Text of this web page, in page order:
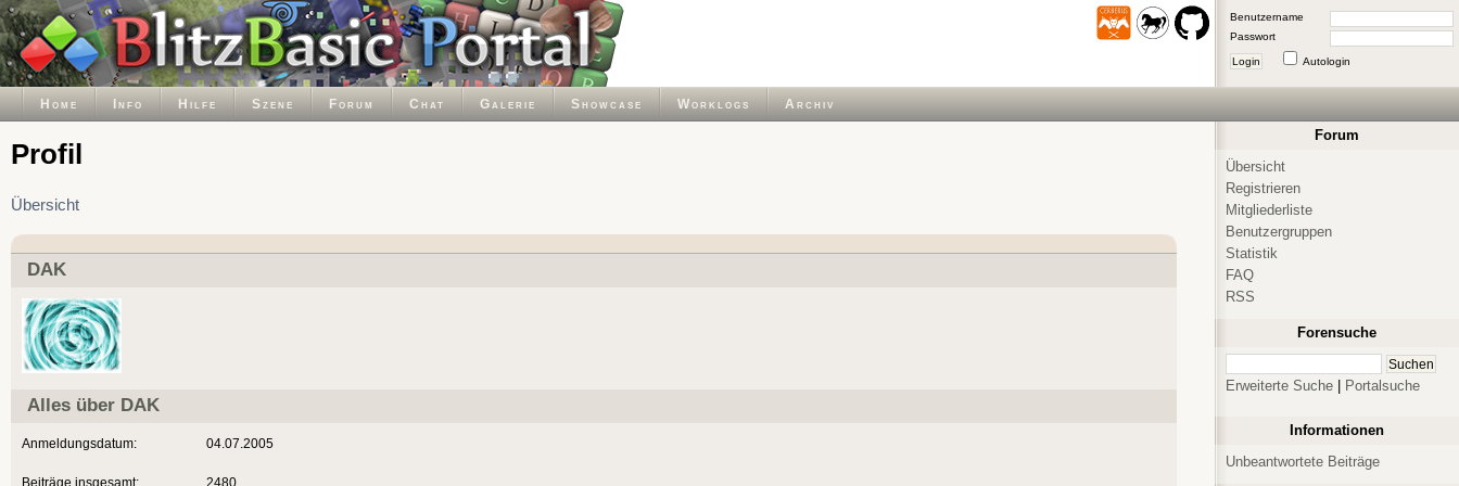
Benutzername
Passwort
Login Autologin
Home Info Hilfe Szene Forum Chat Galerie Showcase Worklogs Archiv
Profil
Übersicht
DAK
Alles über DAK
Anmeldungsdatum:
Beiträge insgesamt:
04.07.2005
2480
Forum
Übersicht
Registrieren
Mitgliederliste
Benutzergruppen
Statistik
FAQ
RSS
Forensuche
Erweiterte Suche Portalsuche
Informationen
Unbeantwortete Beiträge